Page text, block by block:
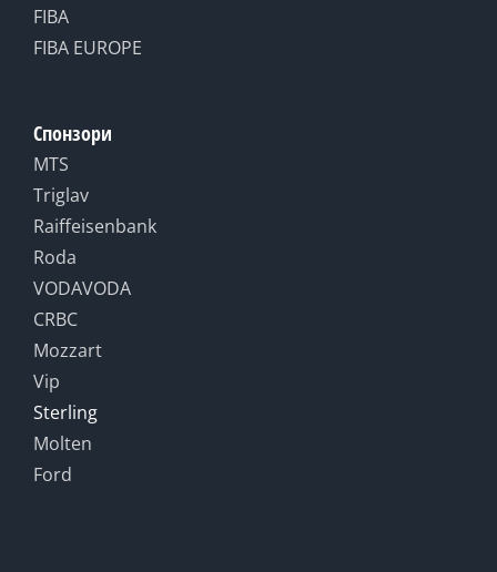
FIBA
FIBA EUROPE
Спонзори
MTS
Triglav
Raiffeisenbank
Roda
VODAVODA
CRBC
Mozzart
Vip
Sterling
Molten
Ford